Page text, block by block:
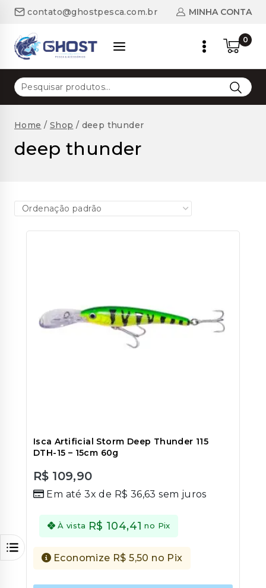
contato@ghostpesca.com.br MINHA CONTA
0
Pesquisar
por:
Home / Shop / deep thunder
deep thunder
Isca Artificial Storm Deep Thunder 115
DTH-15 – 15cm 60g
out
R$ 109,90
Em até 3x de R$ 36,63 sem juros
À vista R$ 104,41 no Pix
Economize R$5,50 no Pix